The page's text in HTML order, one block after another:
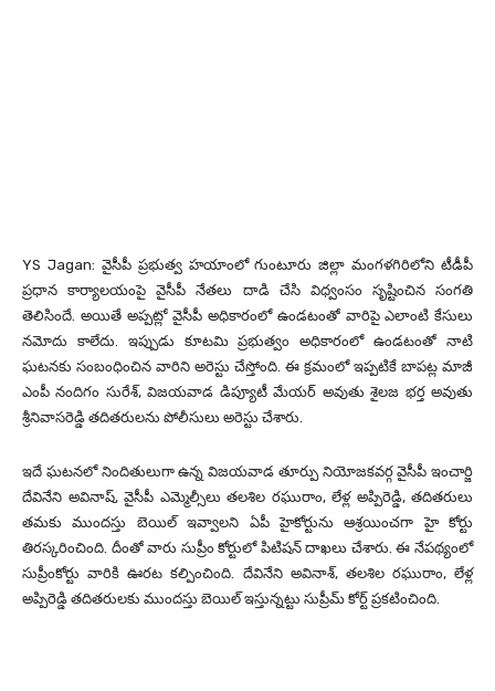
YS Jagan: వైసీపీ ప్రభుత్వ హయాంలో గుంటూరు జిల్లా మంగళగిరిలోని టీడీపీ
ప్రధాన కార్యాలయంపై వైసీపీ నేతలు దాడి చేసి విధ్వంసం సృష్టించిన సంగతి
తెలిసిందే. అయితే అప్పట్లో వైసీపీ అధికారంలో ఉండటంతో వారిపై ఎలాంటి కేసులు
నమోదు కాలేదు. ఇప్పుడు కూటమి ప్రభుత్వం అధికారంలో ఉండటంతో నాటి
ఘటనకు సంబంధించిన వారిని అరెస్టు చేస్తోంది. ఈ క్రమంలో ఇప్పటికే బాపట్ల మాజీ
ఎంపీ నందిగం సురేశ్, విజయవాడ డిప్యూటీ మేయర్‌ అవుతు శైలజ భర్త అవుతు
శ్రీనివాసరెడ్డి తదితరులను పోలీసులు అరెస్టు చేశారు.
ఇదే ఘటనలో నిందితులుగా ఉన్న విజయవాడ తూర్పు నియోజకవర్గ వైసీపీ ఇంచార్జి
దేవినేని అవినాష్, వైసీపీ ఎమ్మెల్సీలు తలశిల రఘురాం, లేళ్ల అప్పిరెడ్డి, తదితరులు
తమకు ముందస్తు బెయిల్‌ ఇవ్వాలని ఏపీ హైకోర్టును ఆశ్రయించగా హై కోర్టు
తిరస్కరించింది. దీంతో వారు సుప్రీం కోర్టులో పిటిషన్‌ దాఖలు చేశారు. ఈ నేపథ్యంలో
సుప్రీంకోర్టు వారికి ఊరట కల్పించింది. దేవినేని అవినాశ్, తలశిల రఘురాం, లేళ్ల
అప్పిరెడ్డి తదితరులకు ముందస్తు బెయిల్‌ ఇస్తున్నట్టు సుప్రీమ్ కోర్ట్ ప్రకటించింది.